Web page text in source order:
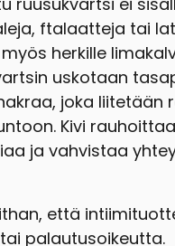
ftalaatteja tai
herkille
uskotaan
joka liitetään
Kivi
ja vahvistaa
että
palautusoikeutta.